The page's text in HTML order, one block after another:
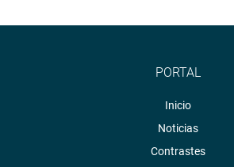
PORTAL
Inicio
Noticias
Contrastes